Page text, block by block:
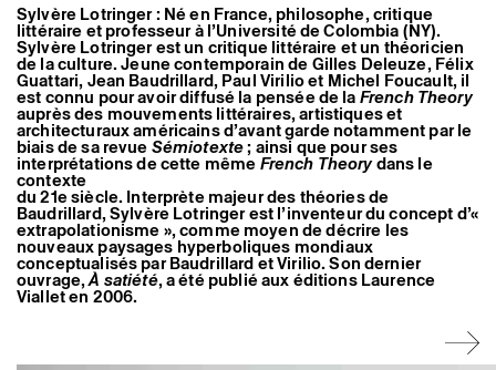
Sylvère Lotringer : Né en France, philosophe, critique
littéraire et professeur à l’Université de Colombia (NY).
Sylvère Lotringer est un critique littéraire et un théoricien
de la culture. Jeune contemporain de Gilles Deleuze, Félix
Guattari, Jean Baudrillard, Paul Virilio et Michel Foucault, il
est connu pour avoir diffusé la pensée de laFrench Theory
auprès des mouvements littéraires, artistiques et
architecturaux américains d’avant garde notamment par le
biais de sa revueSémiotexte; ainsi que pour ses
interprétations de cette mêmeFrench Theorydans le
contexte
du 21e siècle. Interprète majeur des théories de
Baudrillard, Sylvère Lotringer est l’inventeur du concept d’«
extrapolationisme », comme moyen de décrire les
nouveaux paysages hyperboliques mondiaux
conceptualisés par Baudrillard et Virilio. Son dernier
ouvrage,À satiété, a été publié aux éditions Laurence
Viallet en 2006.